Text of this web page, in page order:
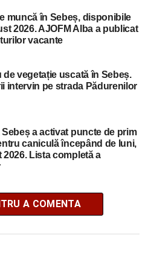
muncă în Sebeș, disponibile
2026. AJOFM Alba a publicat
vacante
de vegetație uscată în Sebeș.
intervin pe strada Pădurenilor
Sebeș a activat puncte de prim
caniculă începând de luni,
2026. Lista completă a
A COMENTA